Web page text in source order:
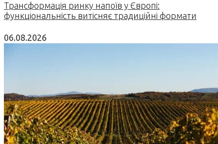
Трансформація ринку напоїв у Європі:
функціональність витісняє традиційні формати
06.08.2026